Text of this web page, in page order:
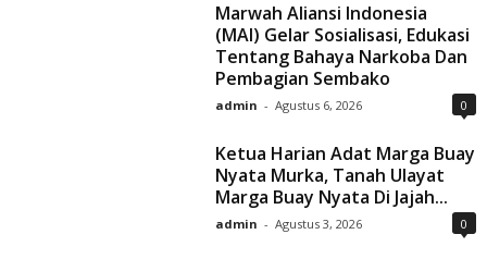
Marwah Aliansi Indonesia
(MAI) Gelar Sosialisasi, Edukasi
Tentang Bahaya Narkoba Dan
Pembagian Sembako
admin - Agustus 6, 2026 0
Ketua Harian Adat Marga Buay
Nyata Murka, Tanah Ulayat
Marga Buay Nyata Di Jajah...
admin - Agustus 3, 2026 0